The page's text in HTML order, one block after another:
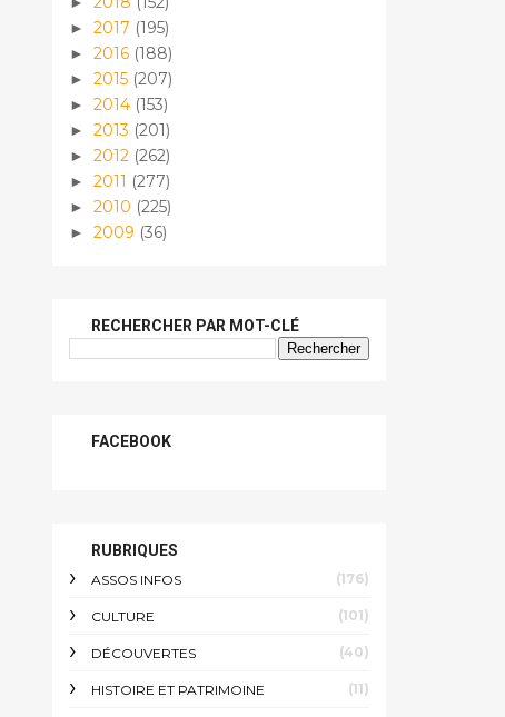
► 2017 (195)
► 2016 (188)
► 2015 (207)
► 2014 (153)
► 2013 (201)
► 2012 (262)
► 2011 (277)
► 2010 (225)
► 2009 (36)
RECHERCHER PAR MOT-CLÉ
FACEBOOK
RUBRIQUES
ASSOS INFOS (176)
CULTURE (101)
DÉCOUVERTES (40)
HISTOIRE ET PATRIMOINE (11)